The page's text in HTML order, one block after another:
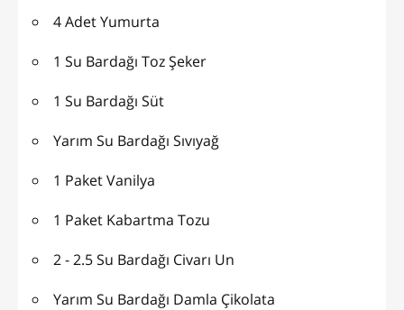
4 Adet Yumurta
1 Su Bardağı Toz Şeker
1 Su Bardağı Süt
Yarım Su Bardağı Sıvıyağ
1 Paket Vanilya
1 Paket Kabartma Tozu
2 - 2.5 Su Bardağı Civarı Un
Yarım Su Bardağı Damla Çikolata